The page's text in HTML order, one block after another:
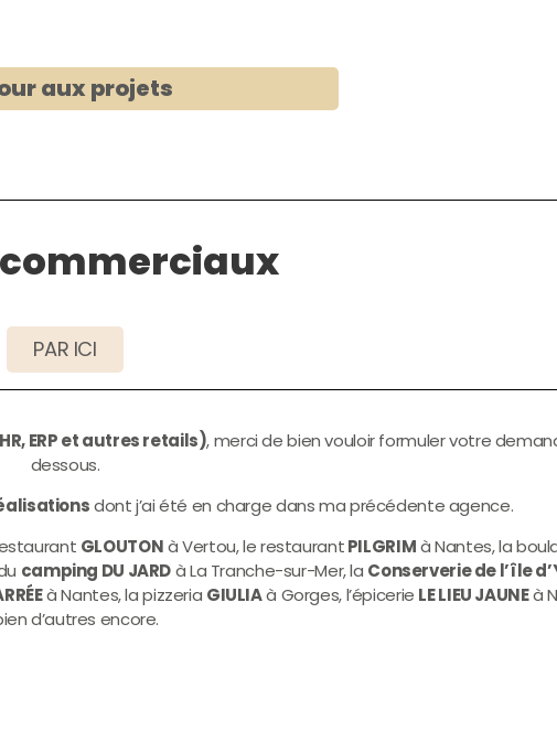
aux projets
PAR ICI
ERP et autres retails), merci de bien vouloir formuler votre
dessous.
dont j’ai été en charge dans ma précédente agence.
GLOUTONà Vertou, le restaurantPILGRIMà Nantes, la
camping DU JARDà La Tranche-sur-Mer, la Conserverie de l’île
à Nantes, la pizzeria GIULIAà Gorges, l’épicerie LE LIEU JAUNEà
d’autres encore.